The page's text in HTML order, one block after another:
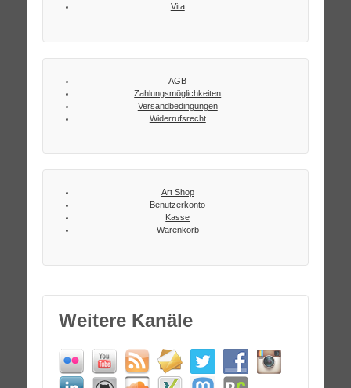
Vita
AGB
Zahlungsmöglichkeiten
Versandbedingungen
Widerrufsrecht
Art Shop
Benutzerkonto
Kasse
Warenkorb
Weitere Kanäle